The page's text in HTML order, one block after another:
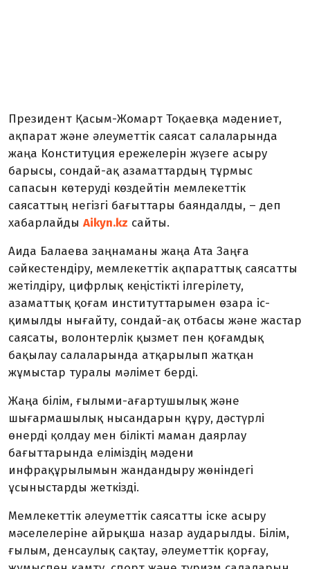
Президент Қасым-Жомарт Тоқаевқа мәдениет,
ақпарат және әлеуметтік саясат салаларында
жаңа Конституция ережелерін жүзеге асыру
барысы, сондай-ақ азаматтардың тұрмыс
сапасын көтеруді көздейтін мемлекеттік
саясаттың негізгі бағыттары баяндалды, – деп
хабарлайды Aikyn.kz сайты.
Аида Балаева заңнаманы жаңа Ата Заңға
сәйкестендіру, мемлекеттік ақпараттық саясатты
жетілдіру, цифрлық кеңістікті ілгерілету,
азаматтық қоғам институттарымен өзара іс-
қимылды нығайту, сондай-ақ отбасы және жастар
саясаты, волонтерлік қызмет пен қоғамдық
бақылау салаларында атқарылып жатқан
жұмыстар туралы мәлімет берді.
Жаңа білім, ғылыми-ағартушылық және
шығармашылық нысандарын құру, дәстүрлі
өнерді қолдау мен білікті маман даярлау
бағыттарында еліміздің мәдени
инфрақұрылымын жандандыру жөніндегі
ұсыныстарды жеткізді.
Мемлекеттік әлеуметтік саясатты іске асыру
мәселелеріне айрықша назар аударылды. Білім,
ғылым, денсаулық сақтау, әлеуметтік қорғау,